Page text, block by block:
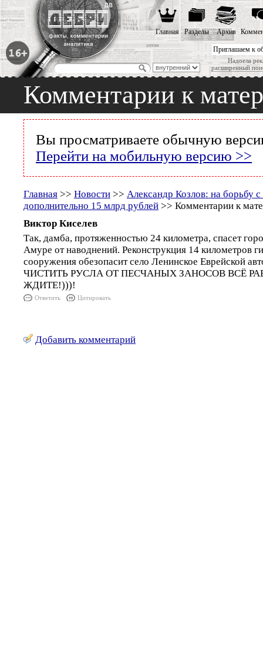
Приглашаем к
Надоела
расширенный
Главная Разделы Архив
Комментарии к
Вы просматриваете обычную
Перейти на мобильную версию >>
Главная >> Новости >> Александр Козлов: на борьбу
дополнительно 15 млрд рублей >> Комментарии к
Виктор Киселев
Так, дамба, протяженностью 24 километра, спасет
Амуре от наводнений. Реконструкция 14 километров
сооружения обезопасит село Ленинское Еврейской
ЧИСТИТЬ РУСЛА ОТ ПЕСЧАНЫХ ЗАНОСОВ ВСЁ
ЖДИТЕ!)))!
Ответить Цитировать
Добавить комментарий